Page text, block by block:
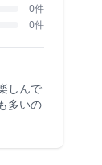
0件
0件
しんで
多いの